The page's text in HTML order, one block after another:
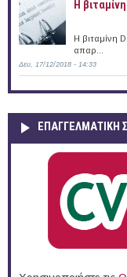
Η
Η βιταμίνη
απαρ...
Δευ, 17/12/2018 - 14:33
ΕΠΑΓΓΕΛΜΑΤΙΚΉ